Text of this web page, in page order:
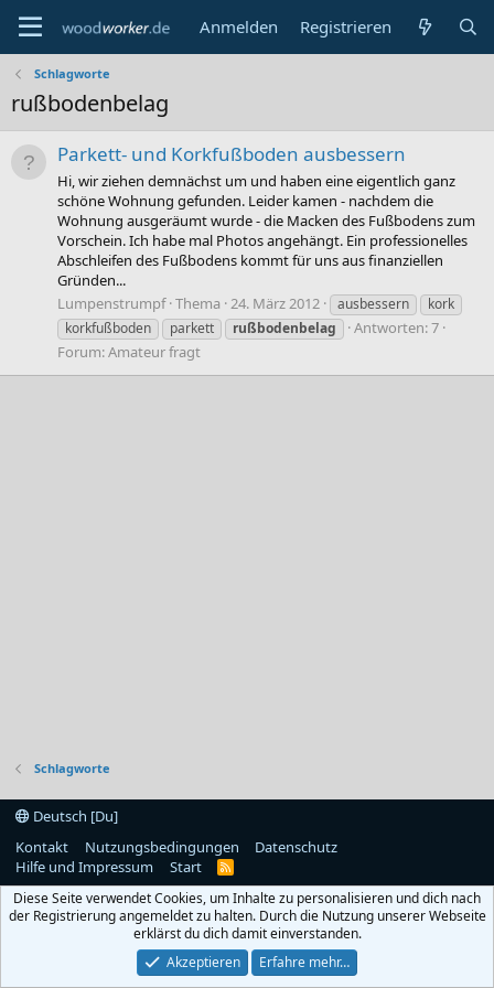
Anmelden Registrieren
Schlagworte
rußbodenbelag
Parkett- und Korkfußboden ausbessern
Hi, wir ziehen demnächst um und haben eine eigentlich ganz
schöne Wohnung gefunden. Leider kamen - nachdem die
Wohnung ausgeräumt wurde - die Macken des Fußbodens zum
Vorschein. Ich habe mal Photos angehängt. Ein professionelles
Abschleifen des Fußbodens kommt für uns aus finanziellen
Gründen...
Lumpenstrumpf Thema 24. März 2012 ausbessern
kork
korkfußboden
parkett rußbodenbelag
Antworten: 7
Forum:Amateur fragt
Schlagworte
Deutsch [Du]
Kontakt
Nutzungsbedingungen
Datenschutz
Hilfe und Impressum
Start
R
S
Diese Seite verwendet Cookies, um Inhalte zu personalisieren und dich nach
der Registrierung angemeldet zu halten. Durch die Nutzung unserer Webseite
erklärst du dich damit einverstanden.
Akzeptieren
Erfahre mehr…